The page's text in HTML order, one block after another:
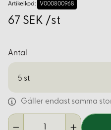
Artikelkod: V000800968
67 SEK /st
Antal
5 st
Gäller endast samma